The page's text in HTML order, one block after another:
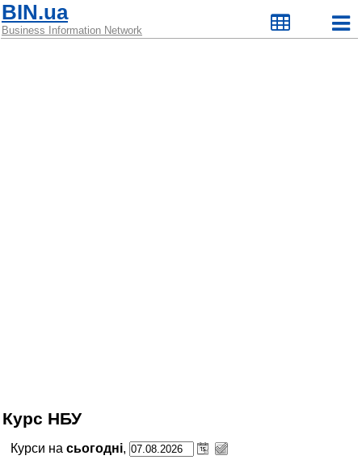
BIN.ua
Business Information Network
Курс НБУ
Курси на сьогодні,